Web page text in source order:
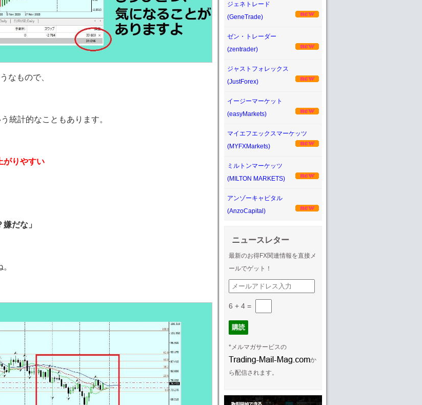
なもので、
統計的なこともあります。
がりやすい
だな」
ジェネトレード
(GeneTrade)
ゼン・トレーダー
(zentrader)
ジャストフォレックス
(JustForex)
イージーマーケット
(easyMarkets)
マイエフエックスマーケッツ
(MYFXMarkets)
ミルトンマーケッツ
(MILTON MARKETS)
アンゾーキャピタル
(AnzoCapital)
ニュースレター
最新のお得FX関連情報を直接メ
ールでゲット！
6 + 4 =
*メルマガサービスの
か
ら配信されます。